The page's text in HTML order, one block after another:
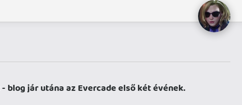
blog jár utána az Evercade első két évének.